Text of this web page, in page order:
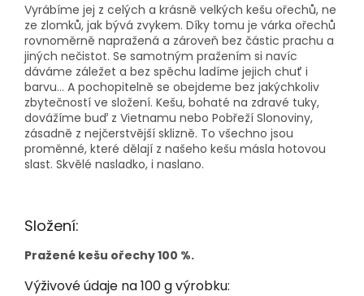
Vyrábíme jej z celých a krásně velkých kešu ořechů, ne
ze zlomků, jak bývá zvykem. Díky tomu je várka ořechů
rovnoměrně napražená a zároveň bez částic prachu a
jiných nečistot. Se samotným pražením si navíc
dáváme záležet a bez spěchu ladíme jejich chuť i
barvu… A pochopitelně se obejdeme bez jakýchkoliv
zbytečností ve složení. Kešu, bohaté na zdravé tuky,
dovážíme buď z Vietnamu nebo Pobřeží Slonoviny,
zásadně z nejčerstvější sklizně. To všechno jsou
proměnné, které dělají z našeho kešu másla hotovou
slast. Skvělé nasladko, i naslano.
Složení:
Pražené kešu ořechy 100 %.
Výživové údaje na 100 g výrobku: